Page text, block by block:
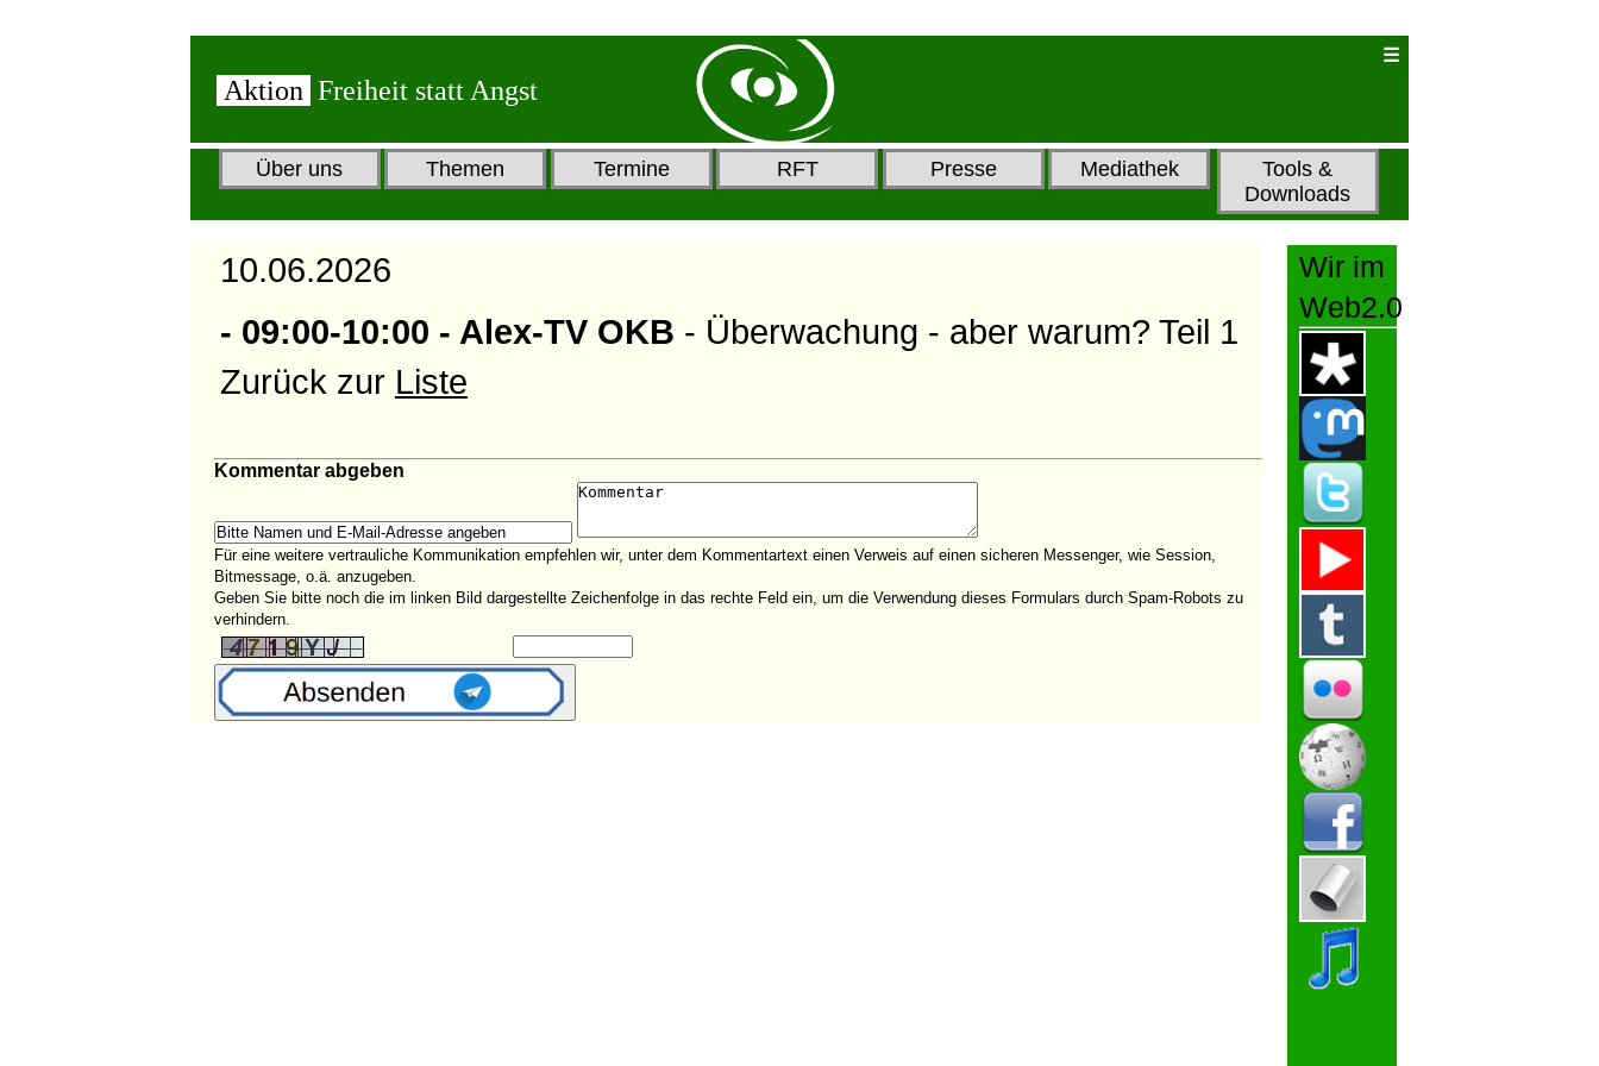
Aktion Freiheit statt Angst
Über uns Themen Termine RFT Presse Mediathek
Tools &
Downloads
10.06.2026
- 09:00-10:00 - Alex-TV OKB - Überwachung - aber warum? Teil 1
Zurück zur Liste
Kommentar abgeben
Für eine weitere vertrauliche Kommunikation empfehlen wir, unter dem Kommentartext einen Verweis auf einen sicheren Messenger, wie Session,
Bitmessage, o.ä. anzugeben.
Geben Sie bitte noch die im linken Bild dargestellte Zeichenfolge in das rechte Feld ein, um die Verwendung dieses Formulars durch Spam-Robots zu
verhindern.
Wir im
Web2.0